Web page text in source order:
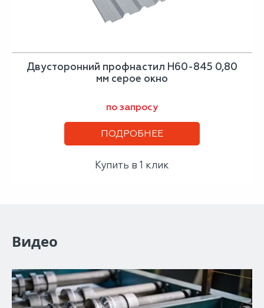
Двусторонний профнастил Н60-845 0,80
мм серое окно
по запросу
ПОДРОБНЕЕ
Купить в 1 клик
Видео